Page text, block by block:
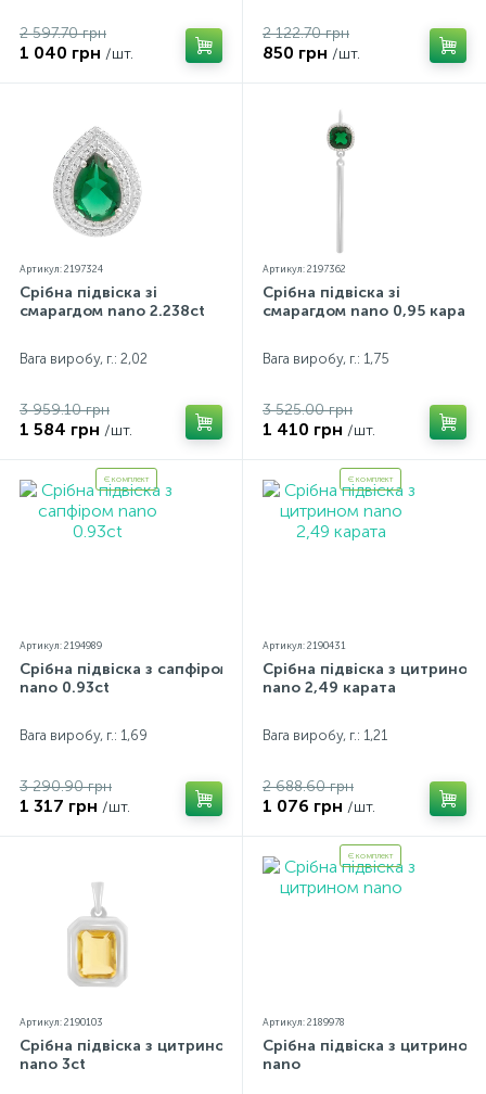
2 597.70 грн
1 040 грн /шт.
2 122.70 грн
850 грн /шт.
Артикул: 2197324
Срібна підвіска зі
смарагдом nano 2.238ct
Вага виробу, г.: 2,02
3 959.10 грн
1 584 грн /шт.
Артикул: 2197362
Срібна підвіска зі
смарагдом nano 0,95 карата
Вага виробу, г.: 1,75
3 525.00 грн
1 410 грн /шт.
Є комплект
Артикул: 2194989
Срібна підвіска з сапфіром
nano 0.93ct
Вага виробу, г.: 1,69
3 290.90 грн
1 317 грн /шт.
Є комплект
Артикул: 2190431
Срібна підвіска з цитрином
nano 2,49 карата
Вага виробу, г.: 1,21
2 688.60 грн
1 076 грн /шт.
Артикул: 2190103
Срібна підвіска з цитрином
nano 3ct
Є комплект
Артикул: 2189978
Срібна підвіска з цитрином
nano